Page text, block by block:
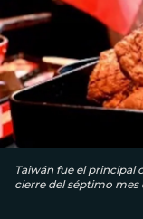
Taiwán fue el principal
cierre del séptimo